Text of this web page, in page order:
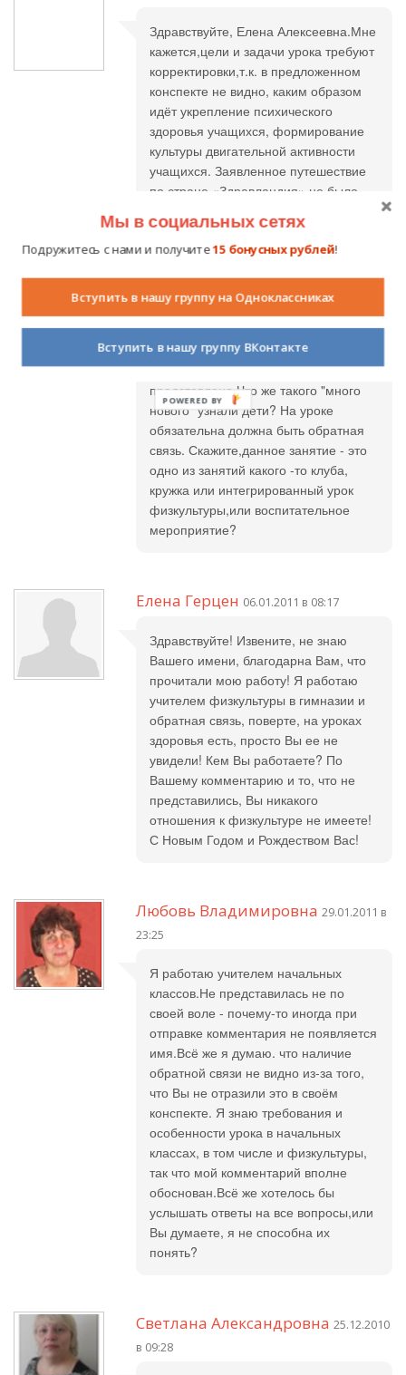
Здравствуйте, Елена Алексеевна.Мне
кажется,цели и задачи урока требуют
корректировки,т.к. в предложенном
конспекте не видно, каким образом
идёт укрепление психического
здоровья учащихся, формирование
культуры двигательной активности
учащихся. Заявленное путешествие
по стране «Здравландия» не было
учителя. Любой урок подразумевает
итог, конечно же с рефлексией
слов учителя "Сегодня мы
путешествовали по стране
Здравландия, узнали много нового, а
самое главное – как сохранить
здоровье" - этого не
представлено.Что же такого "много
нового" узнали дети? На уроке
обязательна должна быть обратная
связь. Скажите,данное занятие - это
одно из занятий какого -то клуба,
кружка или интегрированный урок
физкультуры,или воспитательное
мероприятие?
Елена Герцен 06.01.2011 в 08:17
Здравствуйте! Извените, не знаю
Вашего имени, благодарна Вам, что
прочитали мою работу! Я работаю
учителем физкультуры в гимназии и
обратная связь, поверте, на уроках
здоровья есть, просто Вы ее не
увидели! Кем Вы работаете? По
Вашему комментарию и то, что не
представились, Вы никакого
отношения к физкультуре не имеете!
С Новым Годом и Рождеством Вас!
Любовь Владимировна 29.01.2011 в
23:25
Я работаю учителем начальных
классов.Не представилась не по
своей воле - почему-то иногда при
отправке комментария не появляется
имя.Всё же я думаю. что наличие
обратной связи не видно из-за того,
что Вы не отразили это в своём
конспекте. Я знаю требования и
особенности урока в начальных
классах, в том числе и физкультуры,
так что мой комментарий вполне
обоснован.Всё же хотелось бы
услышать ответы на все вопросы,или
Вы думаете, я не способна их
понять?
Светлана Александровна 25.12.2010
в 09:28
Мы в социальных сетях
Подружитесь с нами и получите15 бонусных рублей!
Вступить в нашу группу на Одноклассниках
Вступить в нашу группу ВКонтакте